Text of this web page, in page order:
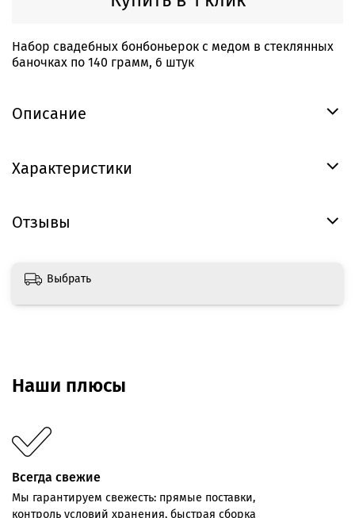
Набор свадебных бонбоньерок с медом в стеклянных
баночках по 140 грамм, 6 штук
Описание
Характеристики
Отзывы
Выбрать
Наши плюсы
Всегда свежие
Мы гарантируем свежесть: прямые поставки,
контроль условий хранения, быстрая сборка